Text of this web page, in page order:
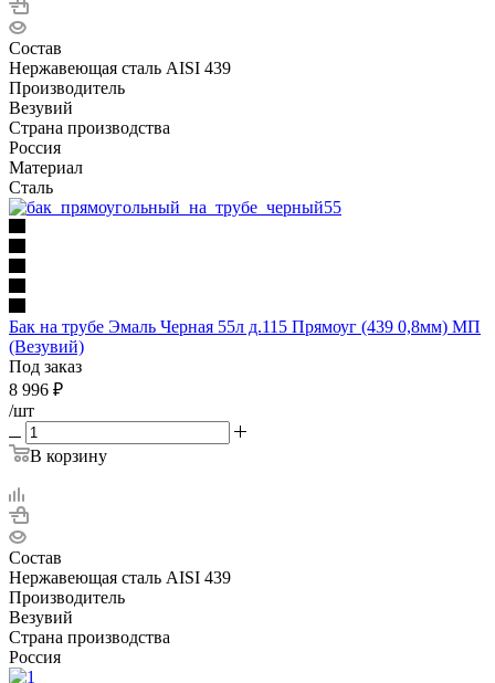
Состав
Нержавеющая сталь AISI 439
Производитель
Везувий
Страна производства
Россия
Материал
Сталь
Бак на трубе Эмаль Черная 55л д.115 Прямоуг (439 0,8мм) МП
(Везувий)
Под заказ
8 996 ₽
/шт
В корзину
Состав
Нержавеющая сталь AISI 439
Производитель
Везувий
Страна производства
Россия